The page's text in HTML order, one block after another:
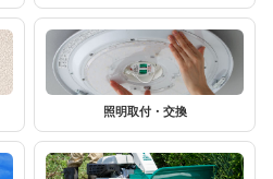
照明取付・交換